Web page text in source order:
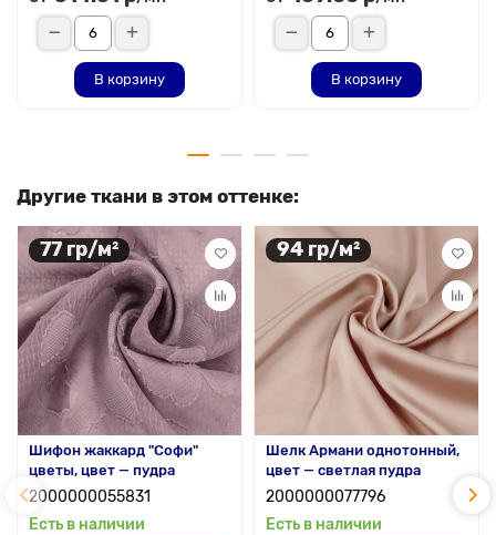
В корзину В корзину
Другие ткани в этом оттенке:
77 гр/м²
Шифон жаккард "Софи"
цветы, цвет — пудра
2000000055831
Есть в наличии
94 гр/м²
Шелк Армани однотонный,
цвет — светлая пудра
2000000077796
Есть в наличии